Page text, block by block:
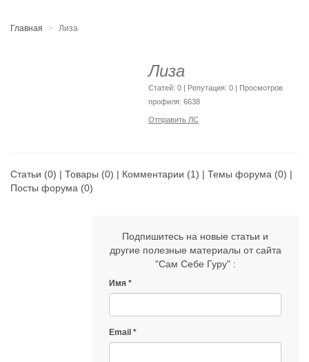
Главная Лиза
Лиза
Cтатей: 0 | Репутация: 0 | Просмотров
профиля: 6638
Отправить ЛС
Статьи (0) | Товары (0) | Комментарии (1) | Темы форума (0) |
Посты форума (0)
Подпишитесь на новые статьи и
другие полезные материалы от сайта
"Сам Себе Гуру" :
Имя
Email